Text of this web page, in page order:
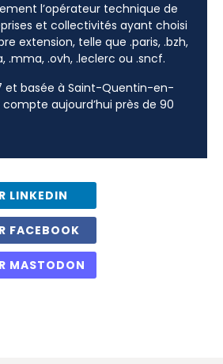
l’opérateur technique de
et collectivités ayant choisi
extension, telle que .paris, .bzh,
.mma, .ovh, .leclerc ou .sncf.
et basée à Saint-Quentin-en-
compte aujourd’hui près de 90
LINKEDIN
FACEBOOK
MASTODON